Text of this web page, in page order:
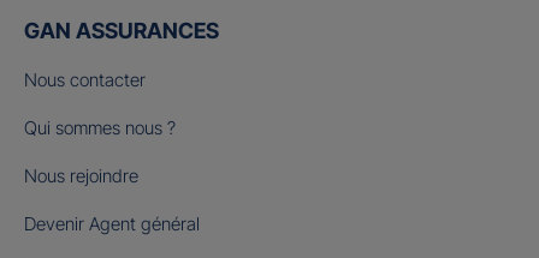
GAN ASSURANCES
Nous contacter
Qui sommes nous ?
Nous rejoindre
Devenir Agent général